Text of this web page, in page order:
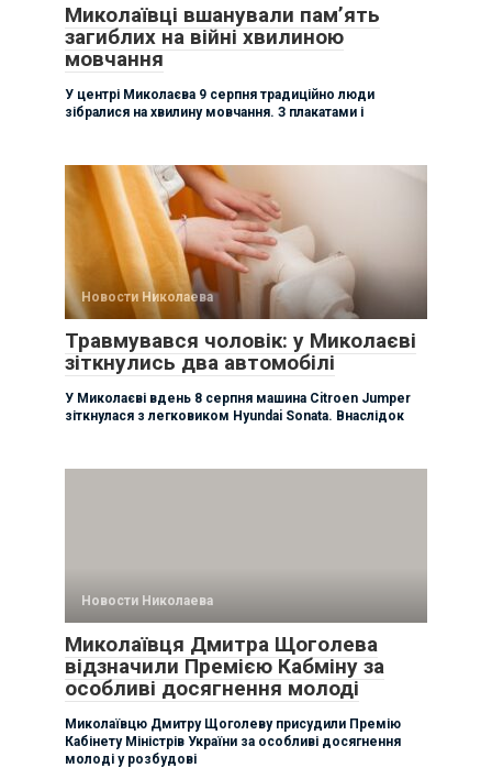
Миколаївці вшанували памʼять
загиблих на війні хвилиною
мовчання
У центрі Миколаєва 9 серпня традиційно люди
зібралися на хвилину мовчання. З плакатами і
Новости Николаева
Травмувався чоловік: у Миколаєві
зіткнулись два автомобілі
У Миколаєві вдень 8 серпня машина Citroen Jumper
зіткнулася з легковиком Hyundai Sonata. Внаслідок
Новости Николаева
Миколаївця Дмитра Щоголева
відзначили Премією Кабміну за
особливі досягнення молоді
Миколаївцю Дмитру Щоголеву присудили Премію
Кабінету Міністрів України за особливі досягнення
молоді у розбудові